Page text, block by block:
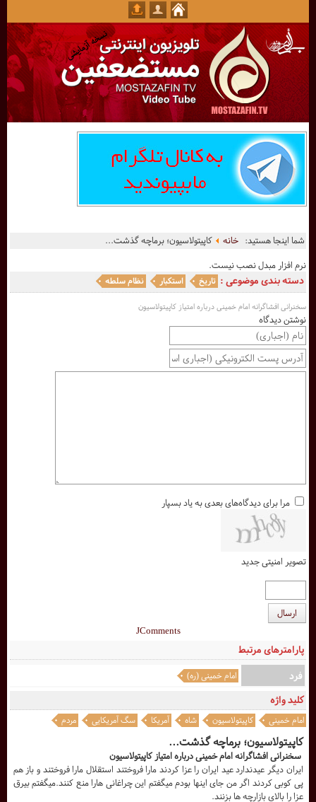
شما اینجا هستید:خانه
کاپیتولاسیون؛ برماچه گذشت...
نرم افزار مبدل نصب نیست.
دسته بندی موضوعی : تاریخ استکبار نظام سلطه
سخنرانی افشاگرانه امام خمینی درباره امتياز کاپیتولاسیون
کاپیتولاسیون؛ برماچه گذشت...
سخنرانی افشاگرانه امام خمینی درباره امتياز کاپیتولاسیون
ایران دیگر عیدندارد عید ایران را عزا کردند مارا فروختند استقلال مارا فروختند و باز هم
پی کوبی کردند اگر من جای اینها بودم میگفتم این چراغانی هارا منع کنند.میگفتم بیرق
عزا را بالای بازارچه ها بزنند.
کلید واژه
امام خمینی کاپیتولاسیون شاه آمریکا سگ آمریکایی مردم
پارامترهای مرتبط
فرد
امام خمینی (ره)
نوشتن دیدگاه
مرا برای دیدگاه‌های بعدی به یاد بسپار
تصویر امنیتی جدید
ارسال
JComments